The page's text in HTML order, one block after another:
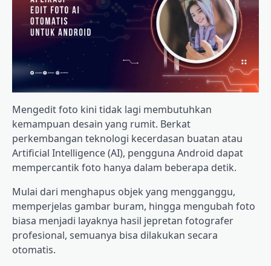
Mengedit foto kini tidak lagi membutuhkan
kemampuan desain yang rumit. Berkat
perkembangan teknologi kecerdasan buatan atau
Artificial Intelligence (AI), pengguna Android dapat
mempercantik foto hanya dalam beberapa detik.
Mulai dari menghapus objek yang mengganggu,
memperjelas gambar buram, hingga mengubah foto
biasa menjadi layaknya hasil jepretan fotografer
profesional, semuanya bisa dilakukan secara
otomatis.